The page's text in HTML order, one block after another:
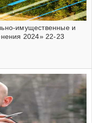
имущественные и
2024» 22-23